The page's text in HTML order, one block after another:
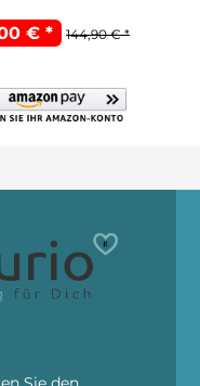
€ * 144,90 € *